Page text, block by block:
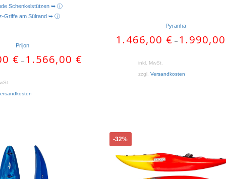
Schenkelstützen ➥ ⓘ
Griffe am Sülrand ➥ ⓘ
Prijon
€ – 1.566,00 €
Pyranha
1.466,00 € – 1.990,00
inkl. MwSt.
zzgl. Versandkosten
-32%
Dieses
Produkt